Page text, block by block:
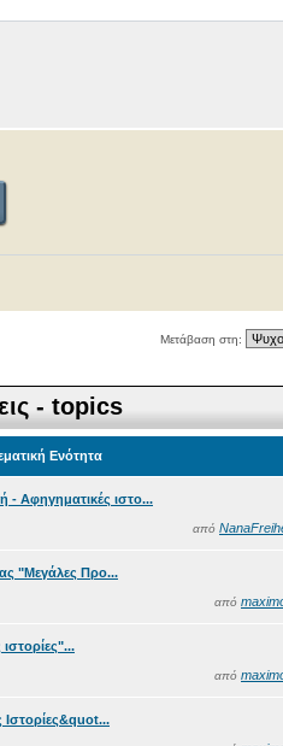
Μετάβαση στη:
- topics
Ενότητα
- Αφηγηματικές ιστο...
από
"Μεγάλες Προ...
από
από
Ιστορίες&quot...